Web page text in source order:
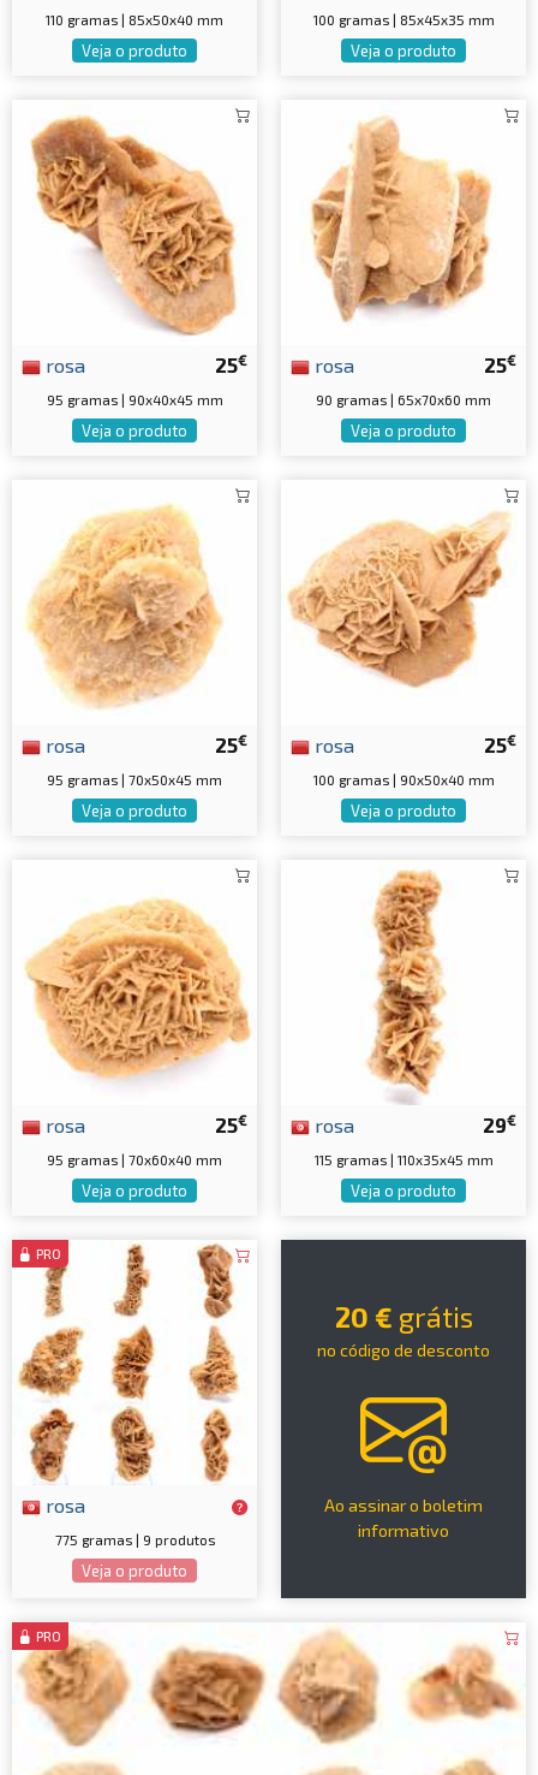
110 gramas | 85x50x40 mm
Veja o produto
100 gramas | 85x45x35 mm
Veja o produto
25€
rosa
95 gramas | 90x40x45 mm
Veja o produto
25€
rosa
90 gramas | 65x70x60 mm
Veja o produto
25€
rosa
95 gramas | 70x50x45 mm
Veja o produto
25€
rosa
100 gramas | 90x50x40 mm
Veja o produto
25€
rosa
95 gramas | 70x60x40 mm
Veja o produto
29€
rosa
115 gramas | 110x35x45 mm
Veja o produto
PRO
rosa
775 gramas | 9 produtos
Veja o produto
20 € grátis
no código de desconto
Ao assinar o boletim
informativo
PRO